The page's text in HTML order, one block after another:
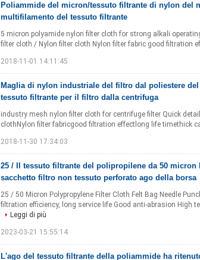
Poliammide del micron/tessuto filtrante di nylon del
multifilamento del tessuto filtrante
5 micron polyamide nylon filter cloth for strong alkali
filter cloth / Nylon filter cloth Nylon filter fabric good filtration
2018-11-01 14:11:45
Maglia di nylon industriale del filtro dal poliestere del
tessuto filtrante per il filtro dalla centrifuga
industry mesh nylon filter cloth for centrifuge filter Quick
clothNylon filter fabricgood filtration effectlong life timethick
2018-11-30 17:34:03
25 / Il tessuto filtrante del polipropilene da 50 micron
sacchetto filtro non tessuto perforato ago della borsa
25 / 50 Micron Polypropylene Filter Cloth Felt Bag Needle
filtration efficiency, long service life Good anti-abrasion High
Leggi di più
2023-03-21 15:55:14
L'ago del tessuto filtrante della poliammide ha